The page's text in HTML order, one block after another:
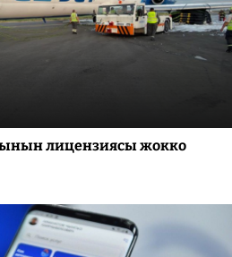
лицензиясы жокко